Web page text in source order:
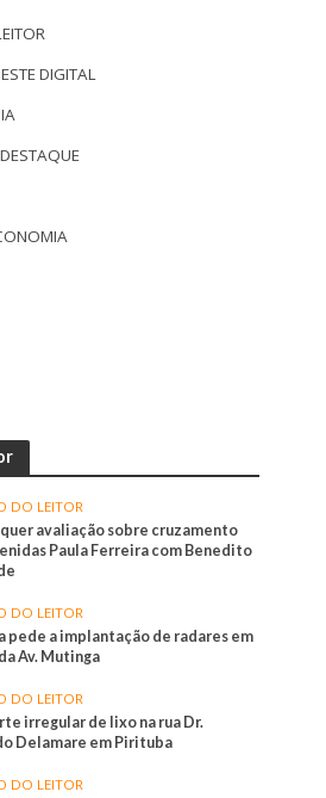
DIGITAL
DO LEITOR
avaliação sobre cruzamento
Paula Ferreira com Benedito
DO LEITOR
pede a implantação de radares em
Av. Mutinga
DO LEITOR
irregular de lixo na rua Dr.
Delamare em Pirituba
DO LEITOR